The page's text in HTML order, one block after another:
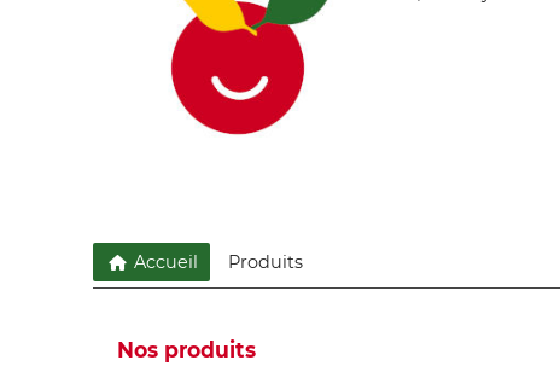
Accueil Produits
Nos produits